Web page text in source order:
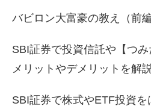
バビロン大富豪の教え（前
SBI証券で投資信託や【つ
メリットやデメリットを解説
SBI証券で株式やETF投資